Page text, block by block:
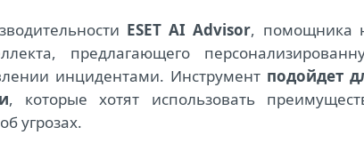
ESET AI Advisor, помощника
предлагающего
инцидентами. Инструмент подойдет
, которые хотят использовать
угрозах.